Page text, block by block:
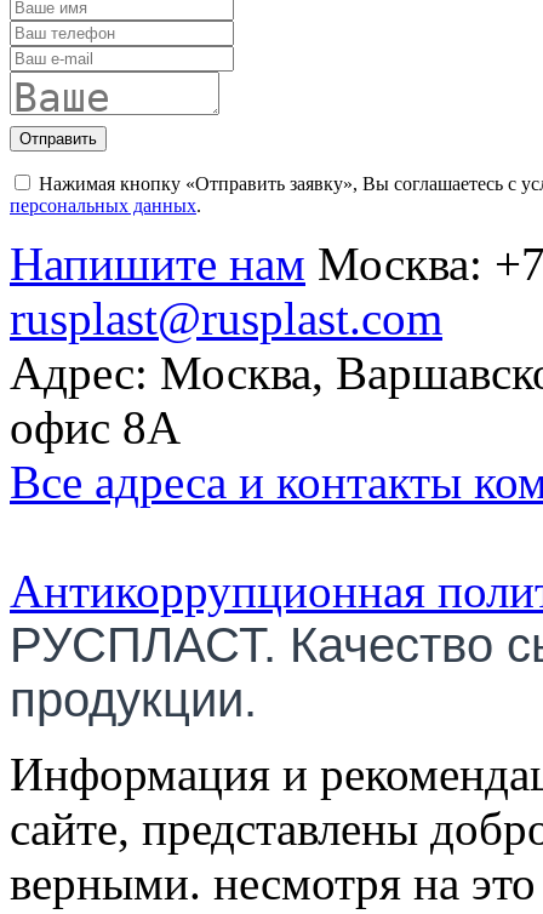
Отправить
Нажимая кнопку «Отправить заявку», Вы соглашаетесь с
персональных данных.
Напишите нам Москва:
rusplast@rusplast.com
Адрес: Москва,
офис 8А
Все адреса и контакты
Антикоррупционная
РУСПЛАСТ. Качество
продукции.
Информация и
сайте, представлены
верными. несмотря на